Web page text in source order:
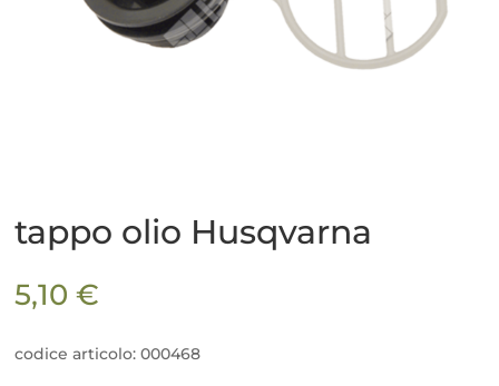
tappo olio Husqvarna
5,10€
codice articolo: 000468